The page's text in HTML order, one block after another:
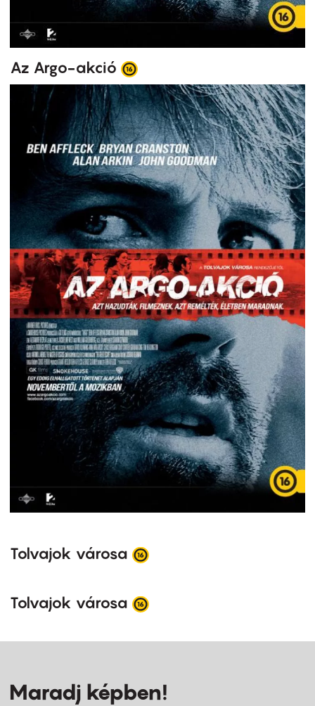
Az Argo-akció
Tolvajok városa
Tolvajok városa
Maradj képben!